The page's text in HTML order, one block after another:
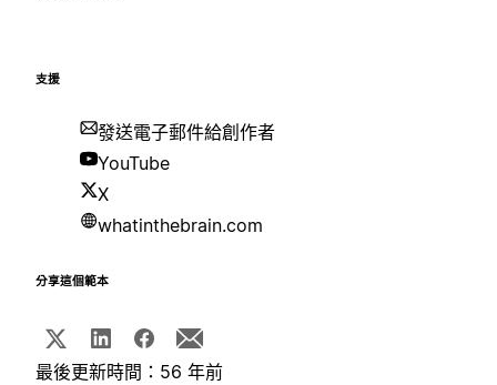
支援
發送電子郵件給創作者
YouTube
X
whatinthebrain.com
分享這個範本
最後更新時間：56 年前